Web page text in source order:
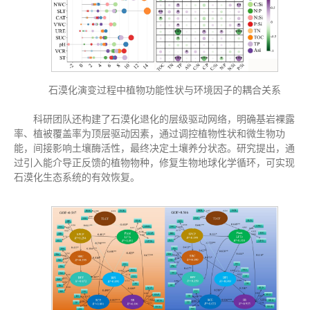
石漠化演变过程中植物功能性状与环境因子的耦合关系
科研团队还构建了石漠化退化的层级驱动网络，明确基岩裸露
率、植被覆盖率为顶层驱动因素，通过调控植物性状和微生物功
能，间接影响土壤酶活性，最终决定土壤养分状态。研究提出，通
过引入能介导正反馈的植物物种，修复生物地球化学循环，可实现
石漠化生态系统的有效恢复。